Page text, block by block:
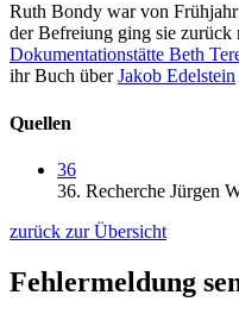
Ruth Bondy war von
der Befreiung ging sie zurück
Dokumentationstätte Beth
ihr Buch überJakob Edelstein
Quellen
36
36. Recherche Jürgen
zurück zur Übersicht
Fehlermeldung